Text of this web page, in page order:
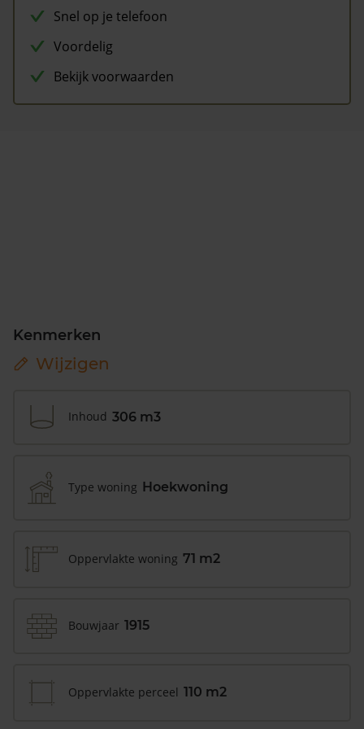
Snel op je telefoon
Voordelig
Bekijk voorwaarden
Kenmerken
Wijzigen
Inhoud 306 m3
Type woning Hoekwoning
Oppervlakte woning 71 m2
Bouwjaar 1915
Oppervlakte perceel 110 m2